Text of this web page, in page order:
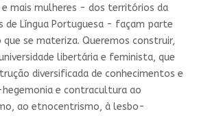
mais mulheres - dos territórios da
de Língua Portuguesa - façam parte
que se materiza. Queremos construir,
libertária e feminista, que
diversificada de conhecimentos e
e contracultura ao
ao etnocentrismo, à lesbo-